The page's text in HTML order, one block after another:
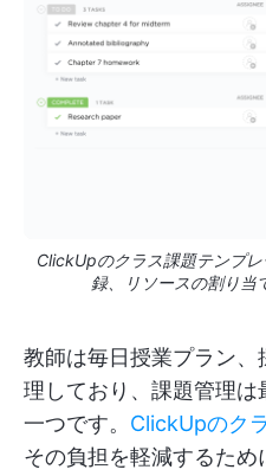
ClickUpのクラス課題テンプ
録、リソースの割り当
教師は毎日授業プラン
理しており、課題管理
一つです。 ClickUpのク
その負担を軽減するた